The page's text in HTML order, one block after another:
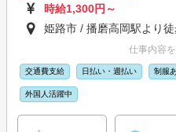
時給1,300円～
姫路市 / 播磨高岡駅より
仕事内容
交通費支給 日払い・週払い 制服
外国人活躍中